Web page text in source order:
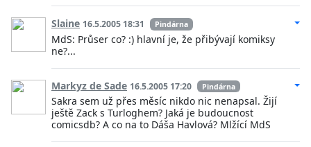
Slaine 16.5.2005 18:31 Pindárna
MdS: Průser co? :) hlavní je, že přibývají komiksy
ne?...
Markyz de Sade 16.5.2005 17:20 Pindárna
Sakra sem už přes měsíc nikdo nic nenapsal. Žijí
ještě Zack s Turloghem? Jaká je budoucnost
comicsdb? A co na to Dáša Havlová? Mlžící MdS